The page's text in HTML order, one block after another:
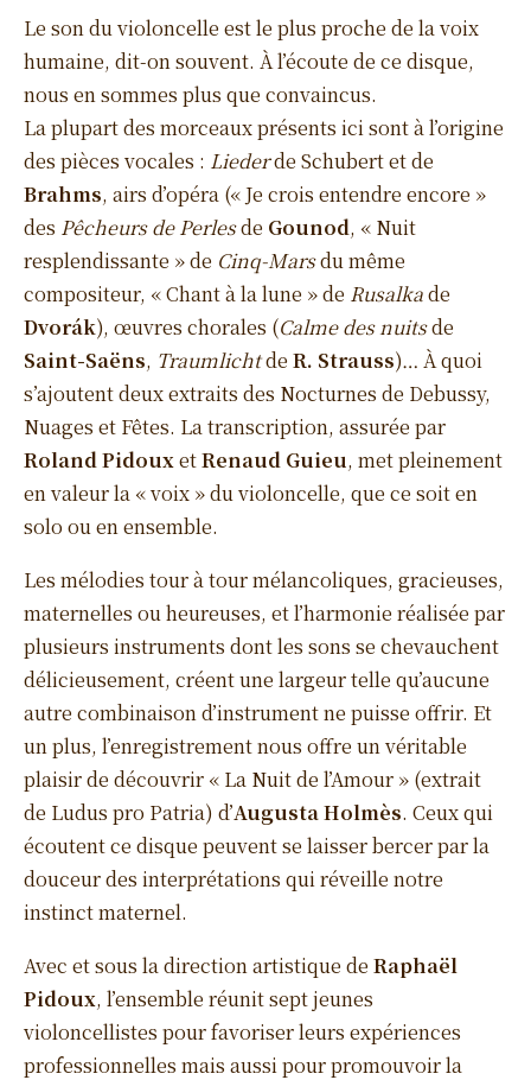
Le son du violoncelle est le plus proche de la voix
humaine, dit-on souvent. À l’écoute de ce disque,
nous en sommes plus que convaincus.
La plupart des morceaux présents ici sont à l’origine
des pièces vocales : Liederde Schubert et de
Brahms, airs d’opéra (« Je crois entendre encore »
des Pêcheurs de Perlesde Gounod, « Nuit
resplendissante » de Cinq-Marsdu même
compositeur, « Chant à la lune » de Rusalkade
Dvorák), œuvres chorales (Calme des nuitsde
Saint-Saëns, Traumlichtde R. Strauss)… À quoi
s’ajoutent deux extraits des Nocturnes de Debussy,
Nuages et Fêtes. La transcription, assurée par
Roland PidouxetRenaud Guieu, met pleinement
en valeur la « voix » du violoncelle, que ce soit en
solo ou en ensemble.
Les mélodies tour à tour mélancoliques, gracieuses,
maternelles ou heureuses, et l’harmonie réalisée par
plusieurs instruments dont les sons se chevauchent
délicieusement, créent une largeur telle qu’aucune
autre combinaison d’instrument ne puisse offrir. Et
un plus, l’enregistrement nous offre un véritable
plaisir de découvrir « La Nuit de l’Amour » (extrait
de Ludus pro Patria) d’Augusta Holmès. Ceux qui
écoutent ce disque peuvent se laisser bercer par la
douceur des interprétations qui réveille notre
instinct maternel.
Avec et sous la direction artistique de Raphaël
Pidoux, l’ensemble réunit sept jeunes
violoncellistes pour favoriser leurs expériences
professionnelles mais aussi pour promouvoir la